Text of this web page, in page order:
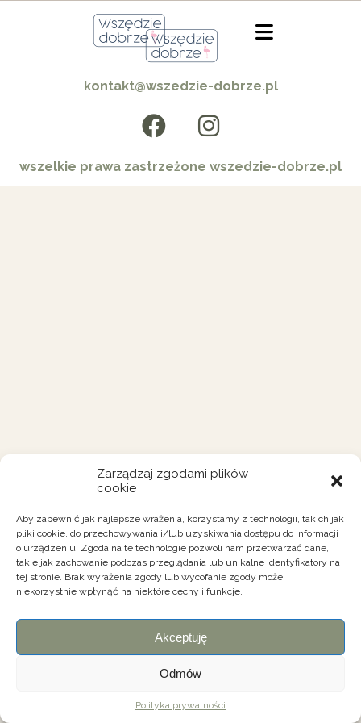
Zarządzaj zgodami plików
cookie
Aby zapewnić jak najlepsze wrażenia, korzystamy z technologii, takich jak
pliki cookie, do przechowywania i/lub uzyskiwania dostępu do informacji
o urządzeniu. Zgoda na te technologie pozwoli nam przetwarzać dane,
takie jak zachowanie podczas przeglądania lub unikalne identyfikatory na
tej stronie. Brak wyrażenia zgody lub wycofanie zgody może
niekorzystnie wpłynąć na niektóre cechy i funkcje.
Akceptuję
Odmów
Polityka prywatności
kontakt@wszedzie-dobrze.pl
wszelkie prawa zastrzeżone wszedzie-dobrze.pl